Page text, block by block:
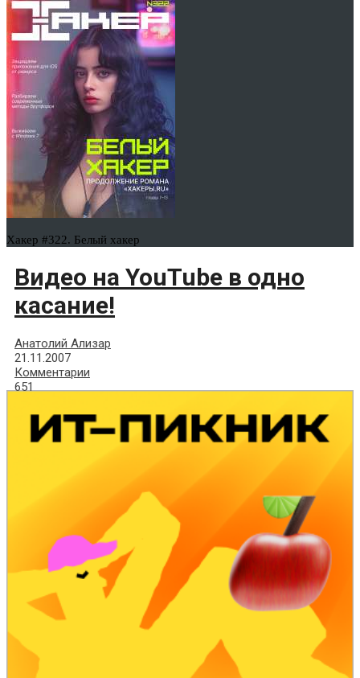
Хакер #322. Белый хакер
Видео на YouTube в одно
касание!
Анатолий Ализар
21.11.2007
Комментарии
651